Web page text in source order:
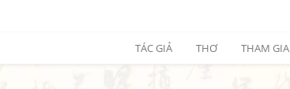
TÁC GIẢ THƠ THAM GIA